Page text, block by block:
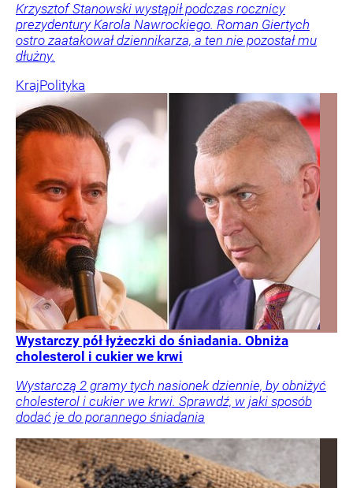
Krzysztof Stanowski wystąpił podczas rocznicy
prezydentury Karola Nawrockiego. Roman Giertych
ostro zaatakował dziennikarza, a ten nie pozostał mu
dłużny.
KrajPolityka
Wystarczy pół łyżeczki do śniadania. Obniża
cholesterol i cukier we krwi
Wystarczą 2 gramy tych nasionek dziennie, by obniżyć
cholesterol i cukier we krwi. Sprawdź, w jaki sposób
dodać je do porannego śniadania